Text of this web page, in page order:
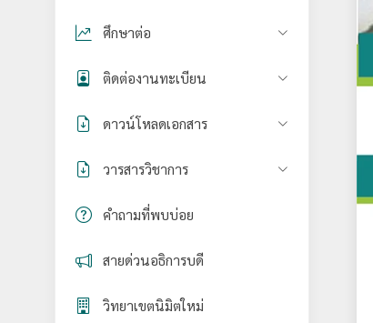
ศึกษาต่อ
ติดต่องานทะเบียน
ดาวน์โหลดเอกสาร
วารสารวิชาการ
คำถามที่พบบ่อย
สายด่วนอธิการบดี
วิทยาเขตนิมิตใหม่